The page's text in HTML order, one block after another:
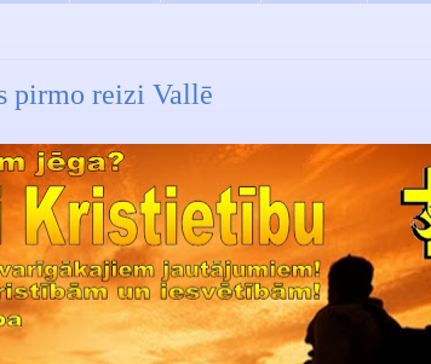
pirmo reizi Vallē